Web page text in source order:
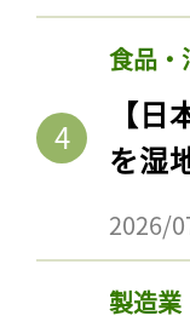
食品・
【
を湿
2026/
製造業